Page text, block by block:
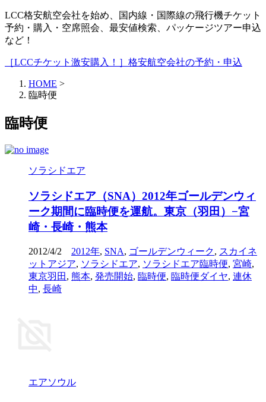
LCC格安航空会社を始め、国内線・国際線の飛行機チケット
予約・購入・空席照会、最安値検索、パッケージツアー申込
など！
［LCCチケット激安購入！］格安航空会社の予約・申込
HOME >
臨時便
臨時便
ソラシドエア
ソラシドエア（SNA）2012年ゴールデンウィ
ーク期間に臨時便を運航。東京（羽田）−宮
崎・長崎・熊本
2012/4/2 2012年, SNA, ゴールデンウィーク, スカイネ
ットアジア, ソラシドエア, ソラシドエア臨時便, 宮崎,
東京羽田 , 熊本, 発売開始, 臨時便, 臨時便ダイヤ, 連休
中, 長崎
エアソウル